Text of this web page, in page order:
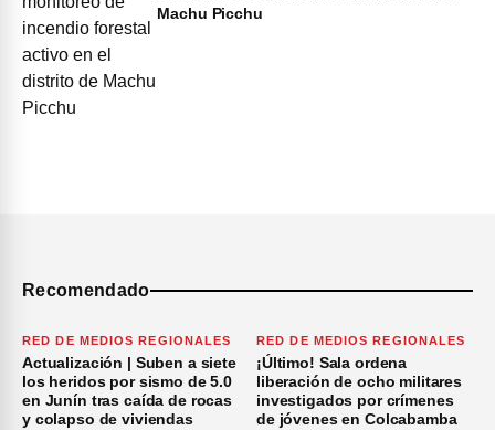
Machu Picchu
Recomendado
RED DE MEDIOS REGIONALES
Actualización | Suben a siete
los heridos por sismo de 5.0
en Junín tras caída de rocas
y colapso de viviendas
RED DE MEDIOS REGIONALES
¡Último! Sala ordena
liberación de ocho militares
investigados por crímenes
de jóvenes en Colcabamba